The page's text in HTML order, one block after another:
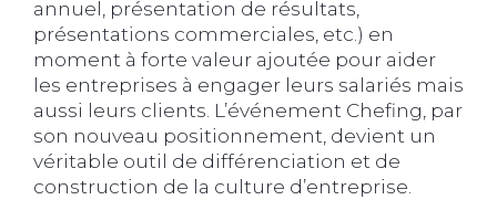
annuel, présentation de résultats,
présentations commerciales, etc.) en
moment à forte valeur ajoutée pour aider
les entreprises à engager leurs salariés mais
aussi leurs clients. L’événement Chefing, par
son nouveau positionnement, devient un
véritable outil de différenciation et de
construction de la culture d’entreprise.